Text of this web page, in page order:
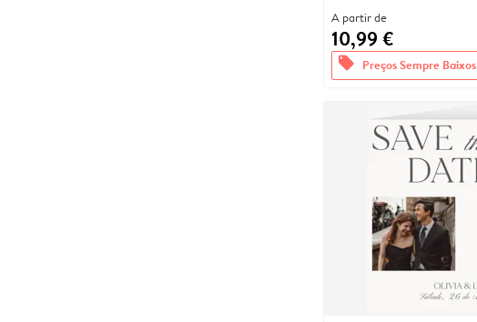
A partir de
10,99 €
offers Preços Sempre Baixos